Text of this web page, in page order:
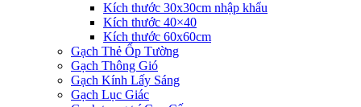
Kích thước 30x30cm nhập khẩu
Kích thước 40×40
Kích thước 60x60cm
Gạch Thẻ Ốp Tường
Gạch Thông Gió
Gạch Kính Lấy Sáng
Gạch Lục Giác